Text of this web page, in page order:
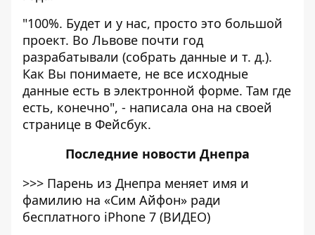
"100%. Будет и у нас, просто это большой
проект. Во Львове почти год
разрабатывали (собрать данные и т. д.).
Как Вы понимаете, не все исходные
данные есть в электронной форме. Там где
есть, конечно", - написала она на своей
странице в Фейсбук.
Последние новости Днепра
>>> Парень из Днепра меняет имя и
фамилию на «Сим Айфон» ради
бесплатного iPhone 7 (ВИДЕО)